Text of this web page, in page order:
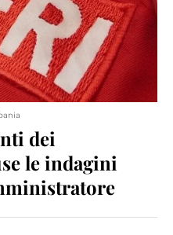
dei
le indagini